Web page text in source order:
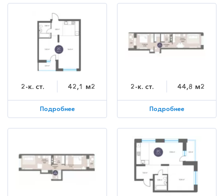
2-к. ст. 42,1 м2
Подробнее
2-к. ст. 44,8 м2
Подробнее